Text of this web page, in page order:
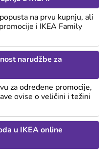
na prvu kupnju, ali
i IKEA Family
narudžbe za
za određene promocije,
ovise o veličini i težini
u IKEA online